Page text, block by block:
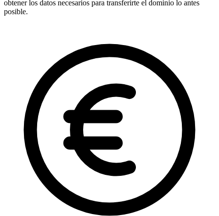
obtener los datos necesarios para transferirte el dominio lo antes
posible.